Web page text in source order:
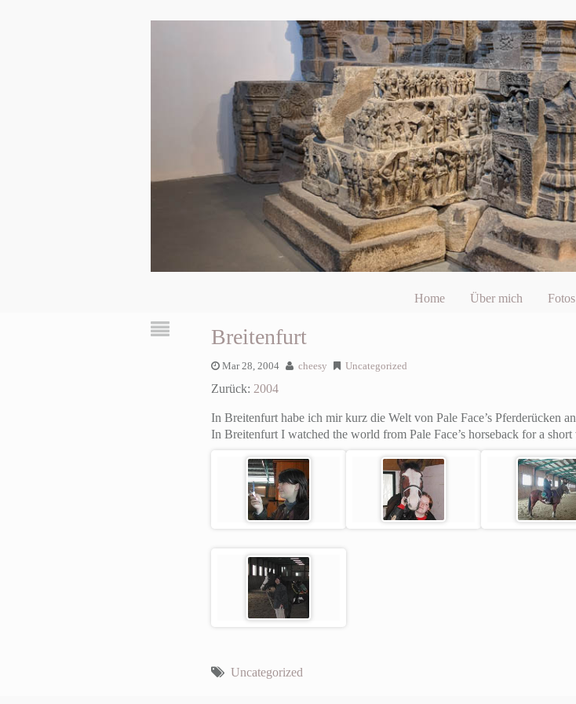
Home Über mich Fotos
Breitenfurt
Mar 28, 2004 cheesy Uncategorized
Zurück: 2004
In Breitenfurt habe ich mir kurz die Welt von Pale Face’s Pferderücken
In Breitenfurt I watched the world from Pale Face’s horseback for a
Uncategorized